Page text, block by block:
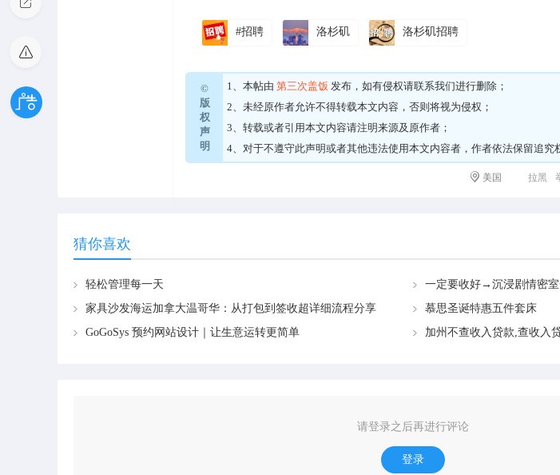
#招聘 洛杉矶 洛杉矶招聘
©
版
权
声
明
1、本帖由 第三次盖饭 发布，如有侵权请联系我们进行删除；
2、未经原作者允许不得转载本文内容，否则将视为侵权；
3、转载或者引用本文内容请注明来源及原作者；
4、对于不遵守此声明或者其他违法使用本文内容者，作者依法保留追究
美国 拉黑
猜你喜欢
轻松管理每一天
家具沙发海运加拿大温哥华：从打包到签收超详细流程分享
慕思圣诞特惠五件套床
GoGoSys 预约网站设计｜让生意运转更简单
请登录之后再进行评论
登录